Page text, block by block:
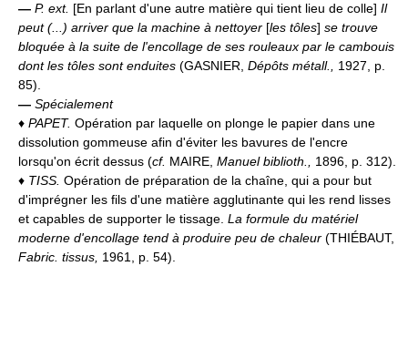
— P. ext. [En parlant d'une autre matière qui tient lieu de colle] Il
peut (...) arriver que la machine à nettoyer [les tôles] se trouve
bloquée à la suite de l'encollage de ses rouleaux par le cambouis
dont les tôles sont enduites (GASNIER, Dépôts métall., 1927, p.
85).
— Spécialement
♦ PAPET. Opération par laquelle on plonge le papier dans une
dissolution gommeuse afin d'éviter les bavures de l'encre
lorsqu'on écrit dessus (cf. MAIRE, Manuel biblioth.,
1896, p. 312).
♦ TISS. Opération de préparation de la chaîne, qui a pour but
d'imprégner les fils d'une matière agglutinante qui les rend lisses
et capables de supporter le tissage. La formule du matériel
moderne d'encollage tend à produire peu de chaleur (THIÉBAUT,
Fabric. tissus, 1961, p. 54).